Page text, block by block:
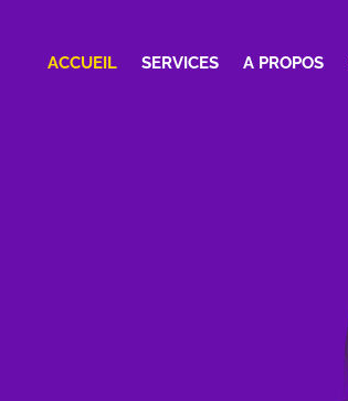
ACCUEIL SERVICES A PROPOS